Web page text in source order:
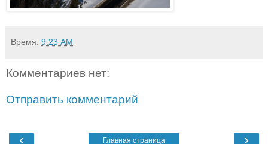
Время: 9:23 AM
Комментариев нет:
Отправить комментарий
‹ ›
Главная страница